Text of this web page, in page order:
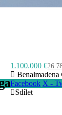
1.100.000 €26
Facebook X -
Sdílet